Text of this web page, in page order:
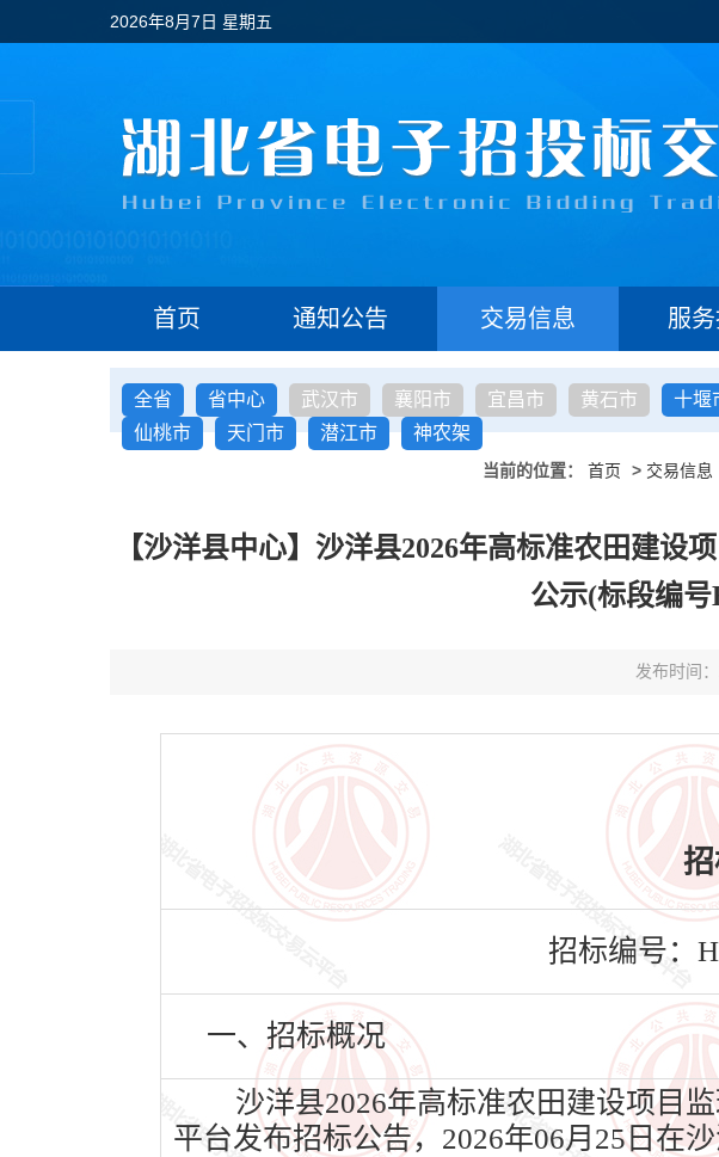
2026年8月7日 星期五
首页 通知公告 交易信息 服
全省 省中心 武汉市 襄阳市 宜昌市 黄石市 十堰
仙桃市
天门市 潜江市 神农架
当前的位置： 首页 > 交易信息
【沙洋县中心】沙洋县2026年高标准农田建设
公示(标段编号
发布时间
招标编号：
一、招标概况
沙洋县2026年高标准农田建设项目
平台发布招标公告，2026年06月25日在